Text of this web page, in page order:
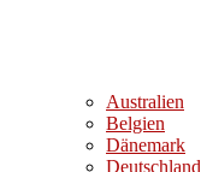
Australien
Belgien
Dänemark
Deutschland